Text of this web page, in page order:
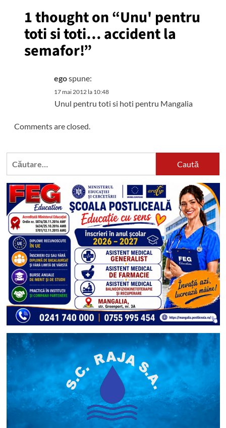
1 thought on “Unu' pentru
toti si toti… accident la
semafor!”
egospune:
17 mai 2012 la 10:48
Unul pentru toti si hoti pentru Mangalia
Comments are closed.
Caută